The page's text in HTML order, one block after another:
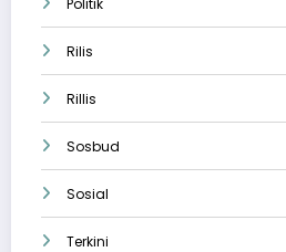
Rilis
Rillis
Sosbud
Sosial
Terkini